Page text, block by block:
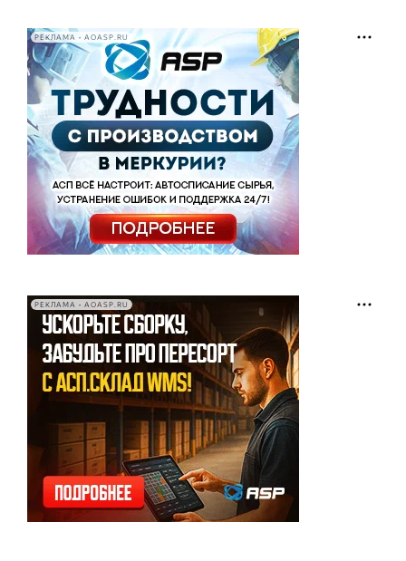
РЕКЛАМА • AOASP.RU
РЕКЛАМА • AOASP.RU